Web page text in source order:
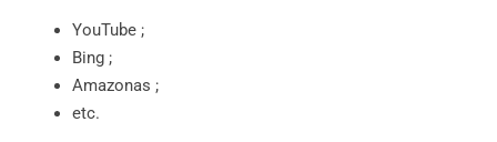
YouTube ;
Bing ;
Amazonas ;
etc.